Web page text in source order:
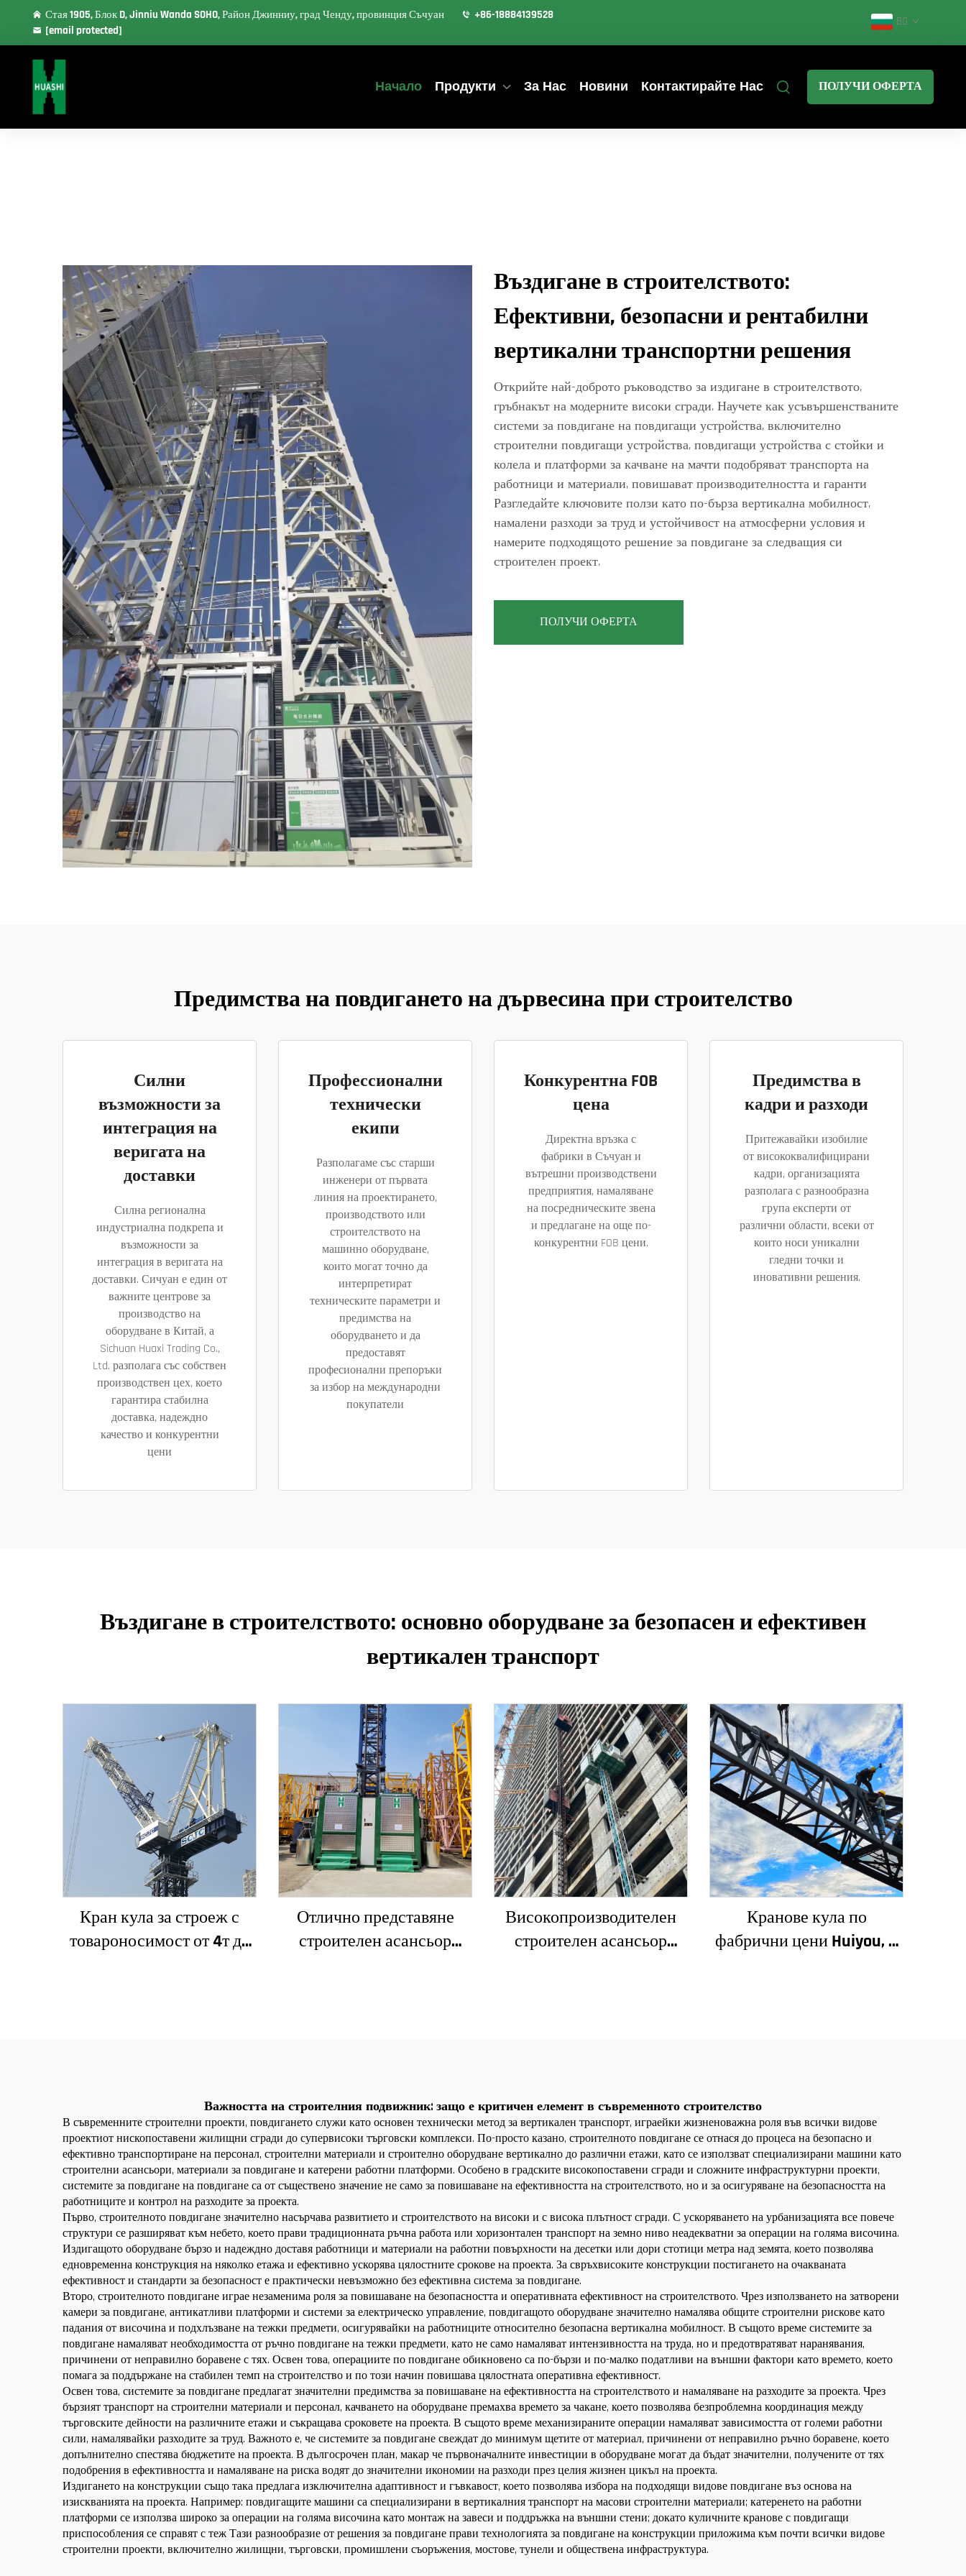
Стая 1905, Блок D, Jinniu Wanda SOHO, Район Джинниу, град Ченду, провинция Съчуан
+86-18884139528
[email protected]
BG
Начало Продукти За Нас Новини Контактирайте Нас ПОЛУЧИ ОФЕРТА
Въздигане в строителството:
Ефективни, безопасни и рентабилни
вертикални транспортни решения
Открийте най-доброто ръководство за издигане в строителството,
гръбнакът на модерните високи сгради. Научете как усъвършенстваните
системи за повдигане на повдигащи устройства, включително
строителни повдигащи устройства, повдигащи устройства с стойки и
колела и платформи за качване на мачти подобряват транспорта на
работници и материали, повишават производителността и гаранти
Разгледайте ключовите ползи като по-бърза вертикална мобилност,
намалени разходи за труд и устойчивост на атмосферни условия и
намерите подходящото решение за повдигане за следващия си
строителен проект.
ПОЛУЧИ ОФЕРТА
Предимства на повдигането на дървесина при строителство
Силни
възможности за
интеграция на
веригата на
доставки
Силна регионална
индустриална подкрепа и
възможности за
интеграция в веригата на
доставки. Сичуан е един от
важните центрове за
производство на
оборудване в Китай, а
Sichuan Huaxi Trading Co.,
Ltd. разполага със собствен
производствен цех, което
гарантира стабилна
доставка, надеждно
качество и конкурентни
цени
Профессионални
технически
екипи
Разполагаме със старши
инженери от първата
линия на проектирането,
производството или
строителството на
машинно оборудване,
които могат точно да
интерпретират
техническите параметри и
предимства на
оборудването и да
предоставят
професионални препоръки
за избор на международни
покупатели
Конкурентна FOB
цена
Директна връзка с
фабрики в Съчуан и
вътрешни производствени
предприятия, намаляване
на посредническите звена
и предлагане на още по-
конкурентни FOB цени.
Предимства в
кадри и разходи
Притежавайки изобилие
от висококвалифицирани
кадри, организацията
разполага с разнообразна
група експерти от
различни области, всеки от
които носи уникални
гледни точки и
иновативни решения.
Въздигане в строителството: основно оборудване за безопасен и ефективен
вертикален транспорт
Кран кула за строеж с
товароносимост от 4т до
Отлично представяне
строителен асансьор
Високопроизводителен
строителен асансьор
Кранове кула по
фабрични цени Huiyou, 4
Важността на строителния подвижник: защо е критичен елемент в съвременното строителство
В съвременните строителни проекти, повдигането служи като основен технически метод за вертикален транспорт, играейки жизненоважна роля във всички видове
проектиот нископоставени жилищни сгради до супервисоки търговски комплекси. По-просто казано, строителното повдигане се отнася до процеса на безопасно и
ефективно транспортиране на персонал, строителни материали и строително оборудване вертикално до различни етажи, като се използват специализирани машини като
строителни асансьори, материали за повдигане и катерени работни платформи. Особено в градските високопоставени сгради и сложните инфраструктурни проекти,
системите за повдигане на повдигане са от съществено значение не само за повишаване на ефективността на строителството, но и за осигуряване на безопасността на
работниците и контрол на разходите за проекта.
Първо, строителното повдигане значително насърчава развитието и строителството на високи и с висока плътност сгради. С ускоряването на урбанизацията все повече
структури се разширяват към небето, което прави традиционната ръчна работа или хоризонтален транспорт на земно ниво неадекватни за операции на голяма височина.
Издигащото оборудване бързо и надеждно доставя работници и материали на работни повърхности на десетки или дори стотици метра над земята, което позволява
едновременна конструкция на няколко етажа и ефективно ускорява цялостните срокове на проекта. За свръхвисоките конструкции постигането на очакваната
ефективност и стандарти за безопасност е практически невъзможно без ефективна система за повдигане.
Второ, строителното повдигане играе незаменима роля за повишаване на безопасността и оперативната ефективност на строителството. Чрез използването на затворени
камери за повдигане, антикатливи платформи и системи за електрическо управление, повдигащото оборудване значително намалява общите строителни рискове като
падания от височина и подхлъзване на тежки предмети, осигурявайки на работниците относително безопасна вертикална мобилност. В същото време системите за
повдигане намаляват необходимостта от ръчно повдигане на тежки предмети, като не само намаляват интензивността на труда, но и предотвратяват наранявания,
причинени от неправилно боравене с тях. Освен това, операциите по повдигане обикновено са по-бързи и по-малко податливи на външни фактори като времето, което
помага за поддържане на стабилен темп на строителство и по този начин повишава цялостната оперативна ефективност.
Освен това, системите за повдигане предлагат значителни предимства за повишаване на ефективността на строителството и намаляване на разходите за проекта. Чрез
бързият транспорт на строителни материали и персонал, качването на оборудване премахва времето за чакане, което позволява безпроблемна координация между
търговските дейности на различните етажи и съкращава сроковете на проекта. В същото време механизираните операции намаляват зависимостта от големи работни
сили, намалявайки разходите за труд. Важното е, че системите за повдигане свеждат до минимум щетите от материал, причинени от неправилно ръчно боравене, което
допълнително спестява бюджетите на проекта. В дългосрочен план, макар че първоначалните инвестиции в оборудване могат да бъдат значителни, получените от тях
подобрения в ефективността и намаляване на риска водят до значителни икономии на разходи през целия жизнен цикъл на проекта.
Издигането на конструкции също така предлага изключителна адаптивност и гъвкавост, което позволява избора на подходящи видове повдигане въз основа на
изискванията на проекта. Например: повдигащите машини са специализирани в вертикалния транспорт на масови строителни материали; катеренето на работни
платформи се използва широко за операции на голяма височина като монтаж на завеси и поддръжка на външни стени; докато куличните кранове с повдигащи
приспособления се справят с теж Тази разнообразие от решения за повдигане прави технологията за повдигане на конструкции приложима към почти всички видове
строителни проекти, включително жилищни, търговски, промишлени съоръжения, мостове, тунели и обществена инфраструктура.